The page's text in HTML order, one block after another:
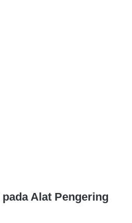
Alat Pengering